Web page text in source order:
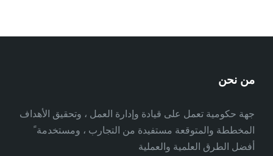
من نحن
جهة حكومية تعمل على قيادة وإدارة العمل ، وتحقيق الأهداف
المخططة والمتوقعة مستفيدة من التجارب ، ومستخدمة ً
أفضل الطرق العلمية والعملية